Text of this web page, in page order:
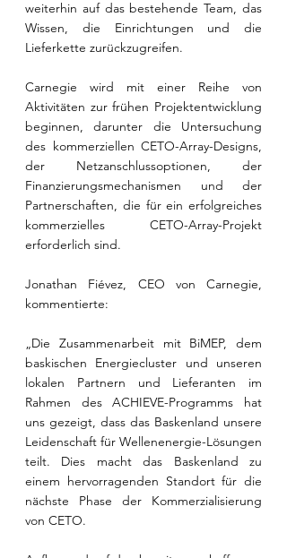
weiterhin auf das bestehende Team, das
Wissen, die Einrichtungen und die
Lieferkette zurückzugreifen.
Carnegie wird mit einer Reihe von
Aktivitäten zur frühen Projektentwicklung
beginnen, darunter die Untersuchung
des kommerziellen CETO-Array-Designs,
der Netzanschlussoptionen, der
Finanzierungsmechanismen und der
Partnerschaften, die für ein erfolgreiches
kommerzielles CETO-Array-Projekt
erforderlich sind.
Jonathan Fiévez, CEO von Carnegie,
kommentierte:
„Die Zusammenarbeit mit BiMEP, dem
baskischen Energiecluster und unseren
lokalen Partnern und Lieferanten im
Rahmen des ACHIEVE-Programms hat
uns gezeigt, dass das Baskenland unsere
Leidenschaft für Wellenenergie-Lösungen
teilt. Dies macht das Baskenland zu
einem hervorragenden Standort für die
nächste Phase der Kommerzialisierung
von CETO.